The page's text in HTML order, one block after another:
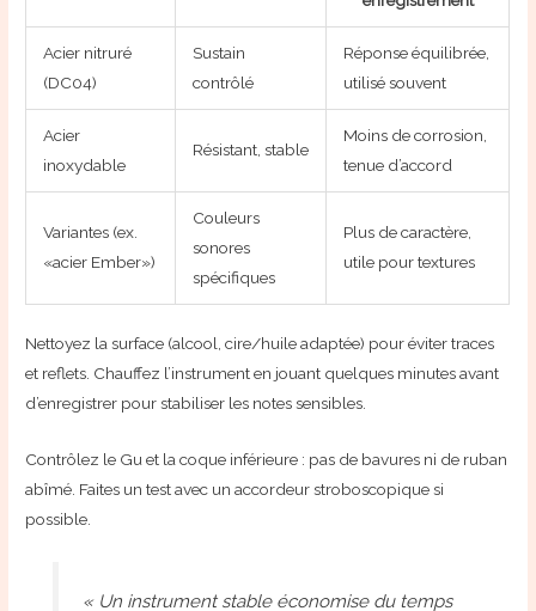
Acier nitruré
(DC04)
Sustain
contrôlé
Réponse équilibrée,
utilisé souvent
Acier
inoxydable
Résistant, stable
Moins de corrosion,
tenue d’accord
Variantes (ex.
«acier Ember»)
Couleurs
sonores
spécifiques
Plus de caractère,
utile pour textures
Nettoyez la surface (alcool, cire/huile adaptée) pour éviter traces
et reflets. Chauffez l’instrument en jouant quelques minutes avant
d’enregistrer pour stabiliser les notes sensibles.
Contrôlez le Gu et la coque inférieure : pas de bavures ni de ruban
abîmé. Faites un test avec un accordeur stroboscopique si
possible.
« Un instrument stable économise du temps